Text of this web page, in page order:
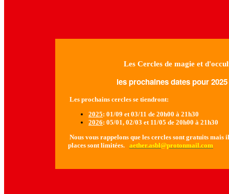
Les Cercles de magie et
les prochaines dates pour 2025
Les prochains cercles se tiendront:
2025: 01/09 et 03/11 de 20h00 à 21h30
2026: 05/01, 02/03 et 11/05 de 20h00 à 21h30
Nous vous rappelons que les cercles sont gratuits
places sont limitées. aether.asbl@protonmail.com